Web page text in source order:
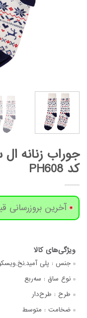
جوراب زنانه
کد PH608
آخرین بروزرسانی قیمت: 1
جنس : پلی
نوع ساق : سه‌ربع
طرح : طرح‌دار
ضخامت : متوسط